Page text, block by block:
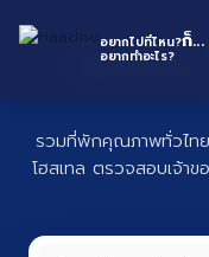
อยากไปที่ไหน?
อยากทำอะไร?
ก็...
ที่พักทั่วไ
รวมที่พักคุณภาพทั่วไท
โฮสเทล ตรวจสอบเจ้า